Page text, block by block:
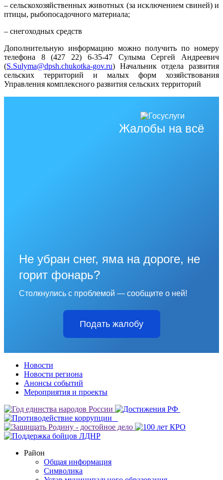
– сельскохозяйственных животных (за исключением свиней) и
птицы, рыбопосадочного материала;
– снегоходных средств
Дополнительную информацию можно получить по номеру
телефона 8 (427 22) 6-35-47 Сулыма Сергей Андреевич
(S.Sulyma@dpsh.chukotka-gov.ru) Начальник отдела развития
сельских территорий и малых форм хозяйствования
Управления комплексного развития сельских территорий
Жалобы на всё
Не убран снег, яма на дороге, не
горит фонарь?
Столкнулись с проблемой — сообщите о ней!
Подать жалобу
Новости
Новости региона
Анонсы событий
Мероприятия и проекты
Район
Общая информация
Символика